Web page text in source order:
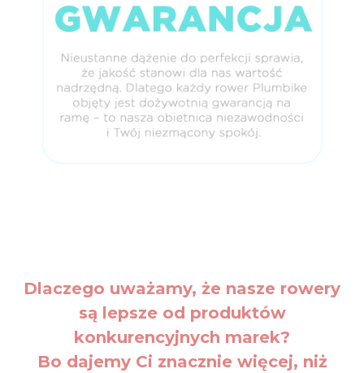
Dlaczego uważamy, że nasze rowery
są lepsze od produktów
konkurencyjnych marek?
Bo dajemy Ci znacznie więcej, niż